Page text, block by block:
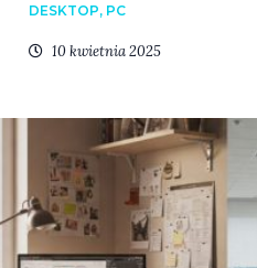
DESKTOP, PC
10 kwietnia 2025